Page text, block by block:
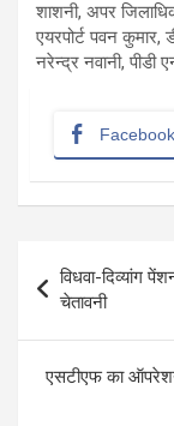
शाशनी, अपर
एयरपोर्ट पवन
नरेन्द्र नवानी,
Facebook
Post
navigation
विधवा-दिव्यांग
चेतावनी
एसटीएफ का ऑपरेशन